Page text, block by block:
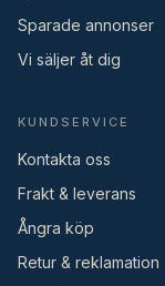
Sparade annonser
Vi säljer åt dig
KUNDSERVICE
Kontakta oss
Frakt & leverans
Ångra köp
Retur & reklamation